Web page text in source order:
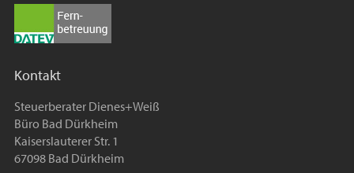
Kontakt
Steuerberater Dienes+Weiß
Büro Bad Dürkheim
Kaiserslauterer Str. 1
67098 Bad Dürkheim